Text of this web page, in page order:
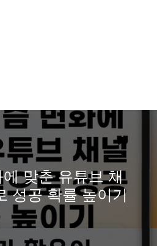
맞춘 유튜브 채
성공 확률 높이기